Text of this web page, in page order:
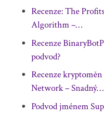
Recenze: The
Algorithm –…
Recenze
podvod?
Recenze
Network – Snadný…
Podvod jménem